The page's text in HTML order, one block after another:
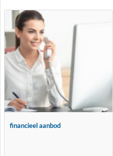
financieel aanbod